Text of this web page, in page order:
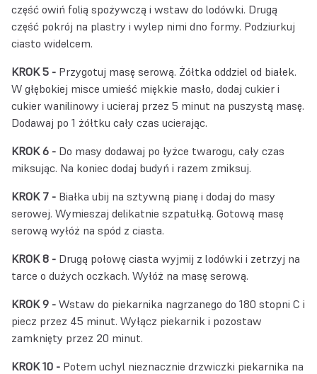
część owiń folią spożywczą i wstaw do lodówki. Drugą
część pokrój na plastry i wylep nimi dno formy. Podziurkuj
ciasto widelcem.
KROK 5 - Przygotuj masę serową. Żółtka oddziel od białek.
W głębokiej misce umieść miękkie masło, dodaj cukier i
cukier wanilinowy i ucieraj przez 5 minut na puszystą masę.
Dodawaj po 1 żółtku cały czas ucierając.
KROK 6 - Do masy dodawaj po łyżce twarogu, cały czas
miksując. Na koniec dodaj budyń i razem zmiksuj.
KROK 7 - Białka ubij na sztywną pianę i dodaj do masy
serowej. Wymieszaj delikatnie szpatułką. Gotową masę
serową wyłóż na spód z ciasta.
KROK 8 - Drugą połowę ciasta wyjmij z lodówki i zetrzyj na
tarce o dużych oczkach. Wyłóż na masę serową.
KROK 9 - Wstaw do piekarnika nagrzanego do 180 stopni C i
piecz przez 45 minut. Wyłącz piekarnik i pozostaw
zamknięty przez 20 minut.
KROK 10 - Potem uchyl nieznacznie drzwiczki piekarnika na